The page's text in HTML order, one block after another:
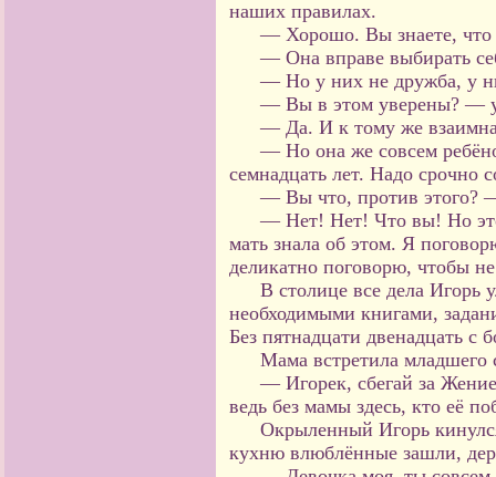
наших правилах.
— Хорошо. Вы знаете, что
— Она вправе выбирать
— Но у них не дружба, у
— Вы в этом уверены? —
— Да. И к тому же
— Но она же совсем
семнадцать лет. Надо срочно
— Вы что, против этого?
— Нет! Нет! Что вы! Но
мать знала об этом. Я
деликатно поговорю, чтобы
В столице все дела Игорь
необходимыми книгами,
Без пятнадцати двенадцать с
Мама встретила младшего
— Игорек, сбегай за
ведь без мамы здесь, кто её
Окрыленный Игорь
кухню влюблённые зашли,